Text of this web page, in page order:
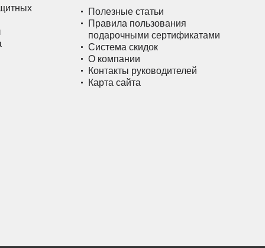
Полезные статьи
Правила пользования
подарочными сертификатами
Система скидок
О компании
Контакты руководителей
Карта сайта